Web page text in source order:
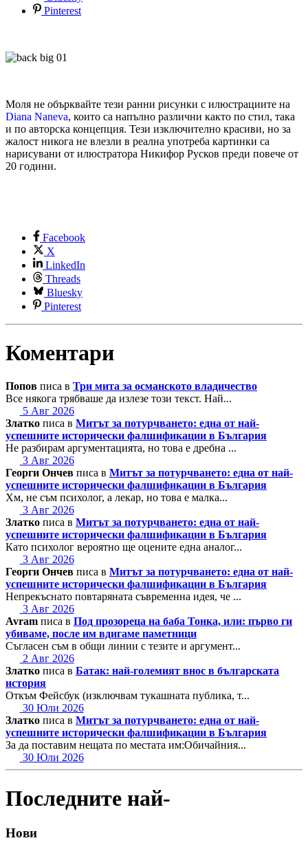
Pinterest
Моля не обърквайте тези ранни рисунки с илюстрациите на
Diana Naneva, които са напълно различни както по стил, така
и по авторска концепция. Тези изключително красиви, но за
жалост никога не влезли в реална употреба картинки са
нарисувани от илюстратора Никифор Русков преди повече от
20 години.
Facebook
X
LinkedIn
Threads
Bluesky
Pinterest
Коментари
Попов писа в Три мита за османското владичество
Все някога трябваше да излезе този текст. Най...
5 Авг 2026
Златко писа в Митът за потурчването: една от най-
успешните исторически фалшификации в България
Не разбирам аргументацията, но това е дребна ...
3 Авг 2026
Георги Ончев писа в Митът за потурчването: една от най-
успешните исторически фалшификации в България
Хм, не съм психолог, а лекар, но това е малка...
3 Авг 2026
Златко писа в Митът за потурчването: една от най-
успешните исторически фалшификации в България
Като психолог вероятно ще оцените една аналог...
3 Авг 2026
Георги Ончев писа в Митът за потурчването: една от най-
успешните исторически фалшификации в България
Непрекъснато повтаряната съвременна идея, че ...
3 Авг 2026
Avram писа в Под прозореца на баба Тонка, или: първо ги
убиваме, после им вдигаме паметници
Съгласен съм в общи линии с тезите и аргумент...
2 Авг 2026
Златко писа в Батак: най-големият внос в българската
история
Откъм Фейсбук (изключвам тукашната публика, т...
30 Юли 2026
Златко писа в Митът за потурчването: една от най-
успешните исторически фалшификации в България
За да поставим нещата по местата им:Обичайния...
30 Юли 2026
Последните най-
Нови